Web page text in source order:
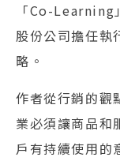
「Co-
股份公司擔任執
略。
作者從行銷的觀
業必須讓商品和
戶有持續使用的